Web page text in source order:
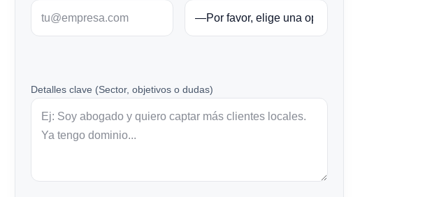
Detalles clave (Sector, objetivos o dudas)